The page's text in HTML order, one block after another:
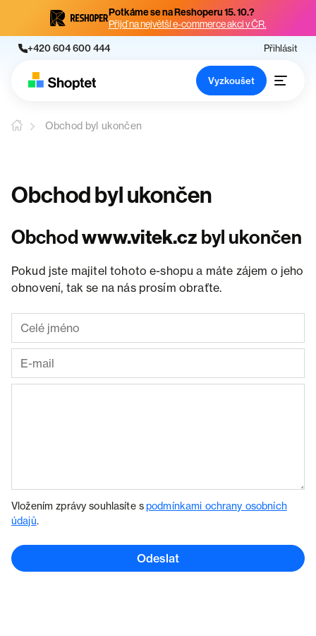
Potkáme se na Reshoperu 15. 10.?
Přijď na největší e-commerce akci v ČR.
+420 604 600 444 Přihlásit
Vyzkoušet
Obchod byl ukončen
Obchod byl ukončen
Obchodwww.vitek.cz byl ukončen
Pokud jste majitel tohoto e-shopu a máte zájem o jeho
obnovení, tak se na nás prosím obraťte.
Vložením zprávy souhlasíte spodmínkami ochrany osobních
údajů.
Odeslat